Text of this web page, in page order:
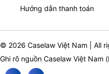
Hướng dẫn thanh toán
© 2026 Caselaw Việt Nam | All
Ghi rõ nguồn Caselaw Việt Nam (